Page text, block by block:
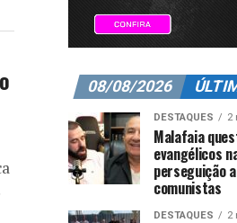
08/08/2026
DESTAQUES 2
Malafaia
evangélicos
perseguição
comunistas
DESTAQUES 2